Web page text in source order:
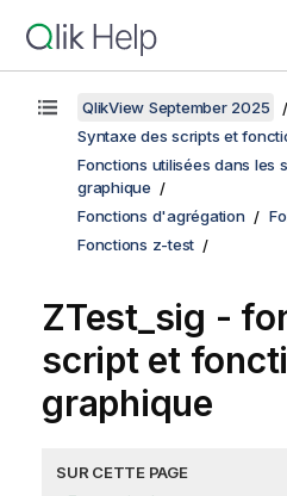
QlikView September 2025
Syntaxe des scripts et
Fonctions utilisées dans les
graphique
Fonctions d'agrégation
Fonctions z-test
ZTest_sig -
script et
graphique
SUR CETTE PAGE